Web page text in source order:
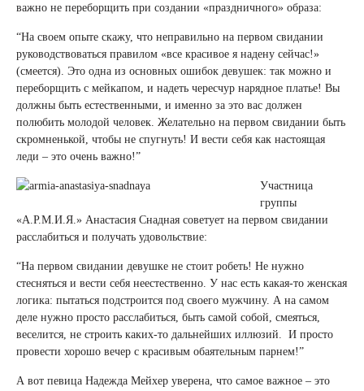
важно не переборщить при создании «праздничного» образа:
“На своем опыте скажу, что неправильно на первом свидании
руководствоваться правилом «все красивое я надену сейчас!»
(смеется). Это одна из основных ошибок девушек: так можно и
переборщить с мейкапом, и надеть чересчур нарядное платье! Вы
должны быть естественными, и именно за это вас должен
полюбить молодой человек. Желательно на первом свидании быть
скромненькой, чтобы не спугнуть! И вести себя как настоящая
леди – это очень важно!”
Участница
группы
«А.Р.М.И.Я.» Анастасия Снадная советует на первом свидании
расслабиться и получать удовольствие:
“На первом свидании девушке не стоит робеть! Не нужно
стесняться и вести себя неестественно. У нас есть какая-то женская
логика: пытаться подстроится под своего мужчину. А на самом
деле нужно просто расслабиться, быть самой собой, смеяться,
веселится, не строить каких-то дальнейших иллюзий. И просто
провести хорошо вечер с красивым обаятельным парнем!”
А вот певица Надежда Мейхер уверена, что самое важное – это